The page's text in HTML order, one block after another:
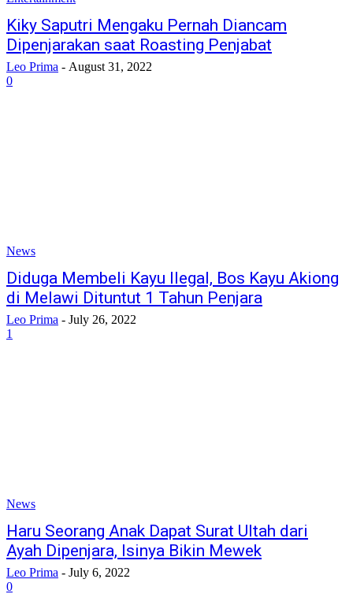
Kiky Saputri Mengaku Pernah Diancam
Dipenjarakan saat Roasting Penjabat
Leo Prima - August 31, 2022
0
News
Diduga Membeli Kayu Ilegal, Bos Kayu Akiong
di Melawi Dituntut 1 Tahun Penjara
Leo Prima - July 26, 2022
1
News
Haru Seorang Anak Dapat Surat Ultah dari
Ayah Dipenjara, Isinya Bikin Mewek
Leo Prima - July 6, 2022
0